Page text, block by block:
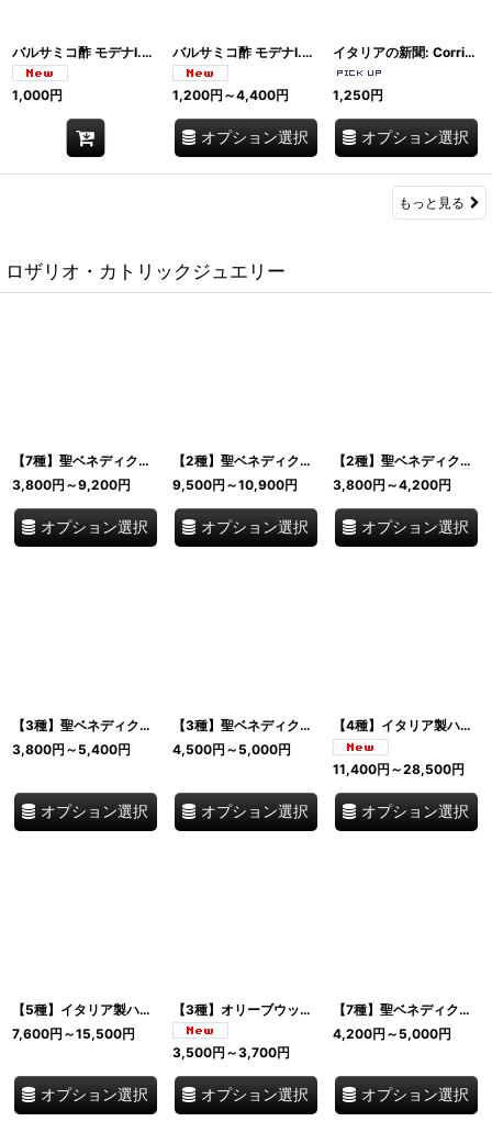
バルサミコ酢 モデナI.G.P.使用 250g ポンティ Ponti ? 濃厚ソースタイプ｜イタリア産
1,000円
バルサミコ酢 モデナI.G.P. 500ml ポンティ Ponti ? 7種の厳選ぶどう使用｜イタリア産
1,200円 ～4,400円
オプション選択
イタリアの新聞: Corriere della Sera, la Repubblica, La Gazzetta dello Sport, La Stampa, Il Giornale, Il Giorno, IL SOLE 24 ORE, LA PREALPINA【B2】【C1】
1,250円
オプション選択
もっと見る
ロザリオ・カトリックジュエリー
【7種】聖ベネディクト メダルチャーム メダル 選べるサイズ 2cm - 10cm シルバー ゴールド アンティーク真鍮 手塗りエナメル イタリア製
3,800円 ～9,200円
オプション選択
【2種】聖ベネディクト スタンドメダル 10cm 魔除け 守護の大型シンボル 専用台座付 シルバー / ゴールド・エナメル イタリア製
9,500円 ～10,900円
オプション選択
【2種】聖ベネディクトのメダル ピンバッジ 魔除け 守護のシンボル シルバー仕上げ / 手塗りエナメル 直径2cm イタリア製
3,800円 ～4,200円
オプション選択
【3種】聖ベネディクトの鍵 メダルチャーム 魔除け 守護のシンボル シルバー仕上げ 単品 / 10個セット イタリア製
3,800円 ～5,400円
オプション選択
【3種】聖ベネディクト / 聖クリストフォロ キーホルダー カラビナ 魔除けと旅の守護 手塗りエナメル イタリア製
4,500円 ～5,000円
オプション選択
【4種】イタリア製ハンドメイド 2025年聖年 ジュビレオ 記念 公式ロゴ＆教会の母 刻印アイテム ステンレス製キーホルダー / ペンダント, ゴールド / シルバー 伝統の職人技が光る聖品 バチカン聖ピエトロ広場老舗工房厳選
11,400円 ～28,500円
オプション選択
【5種】イタリア製ハンドメイド ロザリオブレスレット 伝統の職人技が光る聖品 バチカン聖ピエトロ広場老舗工房厳選 オリーブ 真珠母貝 淡水パール
7,600円 ～15,500円
オプション選択
【3種】オリーブウッド タウクロス ネックレス｜聖フランチェスコ Tau 十字架 ペンダント イタリア製
3,500円 ～3,700円
オプション選択
【7種】聖ベネディクト十字架ネックレス｜オリーブウッド クロス ペンダント お守り イタリア製
4,200円 ～5,000円
オプション選択